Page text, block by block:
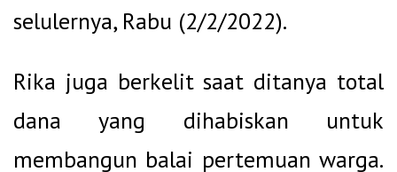
selulernya, Rabu (2/2/2022).
Rika juga berkelit saat ditanya total
dana yang dihabiskan untuk
membangun balai pertemuan warga.